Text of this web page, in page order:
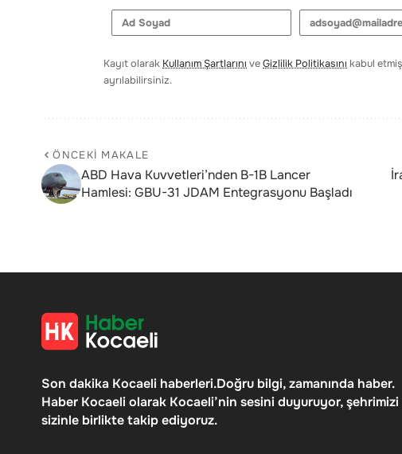
Kayıt olarak Kullanım ŞartlarınıveGizlilik Politikasını kabul
ayrılabilirsiniz.
ÖNCEKI MAKALE
ABD Hava Kuvvetleri’nden B-1B Lancer
Hamlesi: GBU-31 JDAM Entegrasyonu Başladı
Son dakika Kocaeli haberleri.Doğru bilgi, zamanında haber.
Haber Kocaeli olarak Kocaeli’nin sesini duyuruyor, şehrimizi
sizinle birlikte takip ediyoruz.